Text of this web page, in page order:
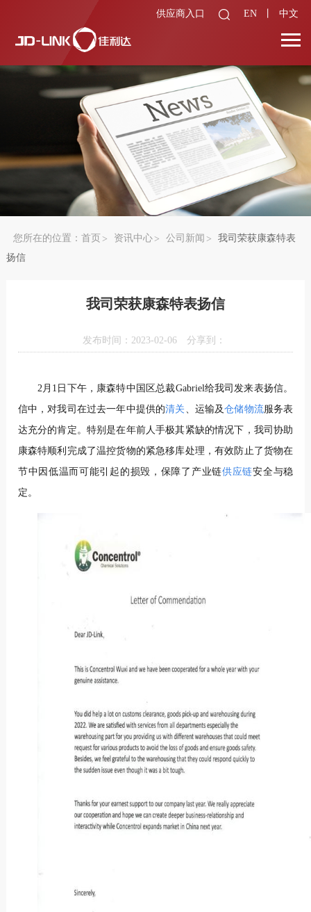
供应商入口 EN 中文
您所在的位置： 首页 资讯中心 公司新闻
我司荣获康森特表
扬信
我司荣获康森特表扬信
发布时间：2023-02-06 分享到：
2月1日下午，康森特中国区总裁Gabriel给我司发来表扬信。
信中，对我司在过去一年中提供的清关 、运输及仓储物流服务表
达充分的肯定。特别是在年前人手极其紧缺的情况下，我司协助
康森特顺利完成了温控货物的紧急移库处理，有效防止了货物在
节中因低温而可能引起的损毁，保障了产业链供应链安全与稳
定。